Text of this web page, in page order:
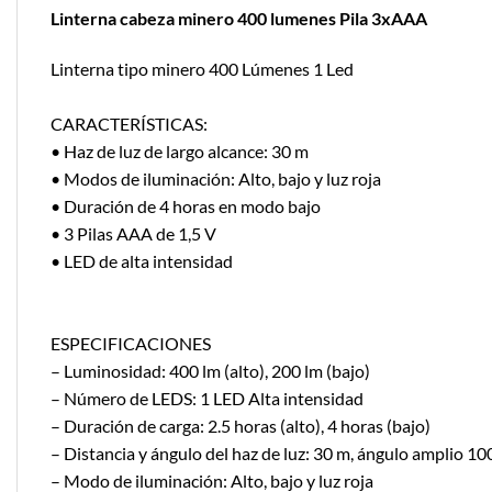
Linterna cabeza minero 400 lumenes Pila 3xAAA
Linterna tipo minero 400 Lúmenes 1 Led
CARACTERÍSTICAS:
• Haz de luz de largo alcance: 30 m
• Modos de iluminación: Alto, bajo y luz roja
• Duración de 4 horas en modo bajo
• 3 Pilas AAA de 1,5 V
• LED de alta intensidad
ESPECIFICACIONES
– Luminosidad: 400 lm (alto), 200 lm (bajo)
– Número de LEDS: 1 LED Alta intensidad
– Duración de carga: 2.5 horas (alto), 4 horas (bajo)
– Distancia y ángulo del haz de luz: 30 m, ángulo amplio
– Modo de iluminación: Alto, bajo y luz roja